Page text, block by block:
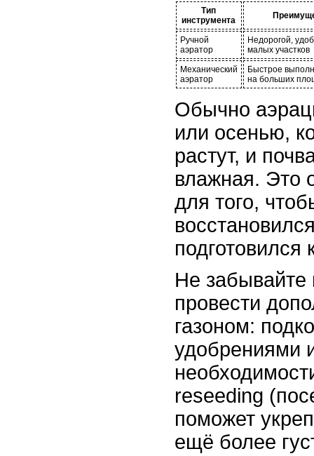
Тип
инструмента
Ручной
аэратор
Недорогой,
малых участков
Механический
аэратор
Быстрое
на больших
Обычно
или осенью,
растут, и
влажная. Это
для того,
подготовился
Не забывайте
провести
газоном:
удобрениями
reseeding
поможет
ещё более